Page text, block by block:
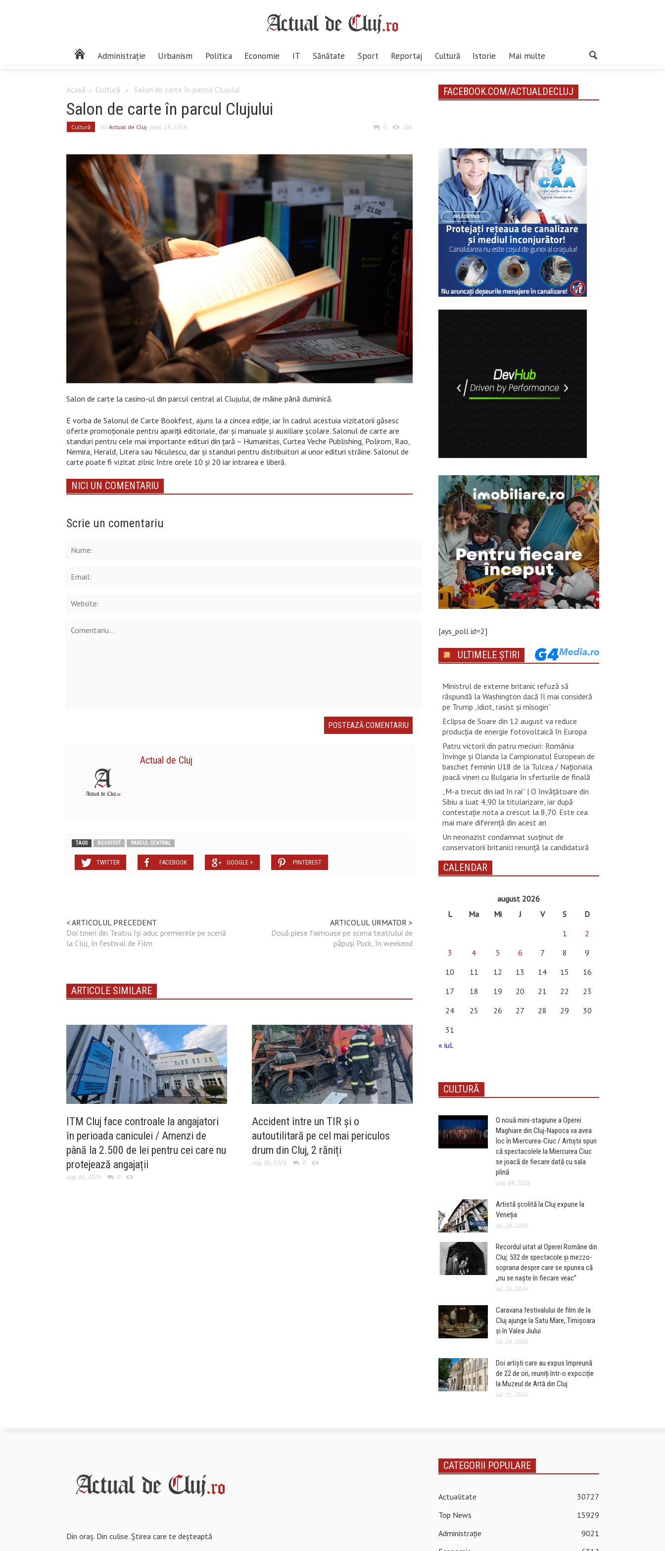
Administrație Urbanism Politica Economie IT Sănătate Sport Reportaj Cultură Istorie Mai multe
Acasă Cultură Salon de carte în parcul Clujului
Salon de carte în parcul Clujului
Cultură byActual de Cluj- sept. 28, 2016 0 286
Salon de carte la casino-ul din parcul central al Clujului, de mâine până duminică.
E vorba de Salonul de Carte Bookfest, ajuns la a cincea ediție, iar în cadrul acestuia vizitatorii găsesc
oferte promoționale pentru apariții editoriale, dar și manuale și auxiliare școlare. Salonul de carte are
standuri pentru cele mai importante edituri din țară – Humanitas, Curtea Veche Publishing, Polirom, Rao,
Nemira, Herald, Litera sau Niculescu, dar și standuri pentru distribuitori ai unor edituri străine. Salonul de
carte poate fi vizitat zilnic între orele 10 și 20 iar intrarea e liberă.
NICI UN COMENTARIU
Scrie un comentariu
Actual de Cluj
TAGS BOOKFEST PARCUL CENTRAL
TWITTER FACEBOOK GOOGLE + PINTEREST
< ARTICOLUL PRECEDENT
Doi tineri din Teatru îşi aduc premierele pe scenă
la Cluj, în festival de Film
ARTICOLUL URMATOR >
Două piese faimoase pe scena teatrului de
păpuși Puck, în weekend
ARTICOLE SIMILARE
ITM Cluj face controale la angajatori
în perioada caniculei / Amenzi de
până la 2.500 de lei pentru cei care nu
protejează angajații
aug. 06, 2026 0
Accident între un TIR și o
autoutilitară pe cel mai periculos
drum din Cluj, 2 răniți
aug. 06, 2026 0
FACEBOOK.COM/ACTUALDECLUJ
[ays_poll id=2]
ULTIMELE ȘTIRI
Ministrul de externe britanic refuză să
răspundă la Washington dacă îl mai consideră
pe Trump „idiot, rasist şi misogin”
Eclipsa de Soare din 12 august va reduce
producția de energie fotovoltaică în Europa
Patru victorii din patru meciuri: România
învinge și Olanda la Campionatul European de
baschet feminin U18 de la Tulcea / Naționala
joacă vineri cu Bulgaria în sferturile de finală
„M-a trecut din iad în rai” | O învățătoare din
Sibiu a luat 4,90 la titularizare, iar după
contestație nota a crescut la 8,70. Este cea
mai mare diferență din acest an
Un neonazist condamnat susţinut de
conservatorii britanici renunţă la candidatură
CALENDAR
august 2026
L
Ma Mi J V S
D
1
2
3
4 5 6 7 8
9
10
11 12 13 14 15
16
17
18 19 20 21 22
23
24
25 26 27 28 29
30
31
« iul.
CULTURĂ
O nouă mini-stagiune a Operei
Maghiare din Cluj-Napoca va avea
loc în Miercurea-Ciuc / Artiștii spun
că spectacolele la Miercurea Ciuc
se joacă de fiecare dată cu sala
plină
aug. 04, 2026
Artistă școlită la Cluj expune la
Veneția
iul. 28, 2026
Recordul uitat al Operei Române din
Cluj: 532 de spectacole și mezzo-
soprana despre care se spunea că
„nu se naște în fiecare veac”
iul. 26, 2026
Caravana festivalului de film de la
Cluj ajunge la Satu Mare, Timișoara
și în Valea Jiului
iul. 24, 2026
Doi artiști care au expus împreună
de 22 de ori, reuniți într-o expoziție
la Muzeul de Artă din Cluj
iul. 21, 2026
Din oraș. Din culise. Știrea care te deșteaptă
CATEGORII POPULARE
Actualitate
30727
Top News
15929
Administrație
9021